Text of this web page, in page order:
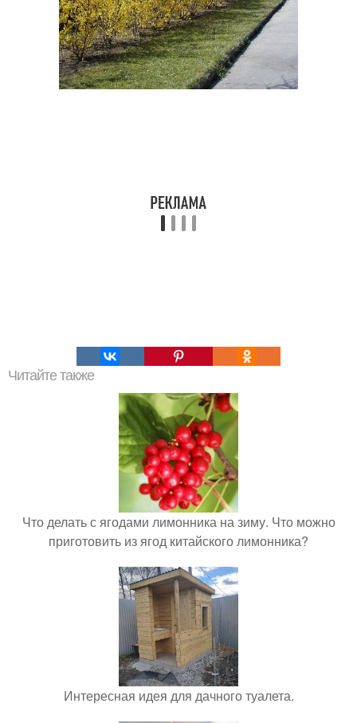
Читайте также
Что делать с ягодами лимонника на зиму. Что можно
приготовить из ягод китайского лимонника?
Интересная идея для дачного туалета.